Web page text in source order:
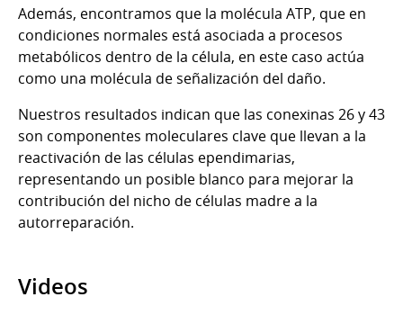
Además, encontramos que la molécula ATP, que en
condiciones normales está asociada a procesos
metabólicos dentro de la célula, en este caso actúa
como una molécula de señalización del daño.
Nuestros resultados indican que las conexinas 26 y 43
son componentes moleculares clave que llevan a la
reactivación de las células ependimarias,
representando un posible blanco para mejorar la
contribución del nicho de células madre a la
autorreparación.
Videos